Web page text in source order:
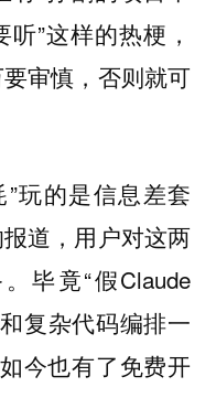
”这样的热梗，
审慎，否则就可
”玩的是信息差套
道，用户对这两
毕竟“假Claude
复杂代码编排一
今也有了免费开